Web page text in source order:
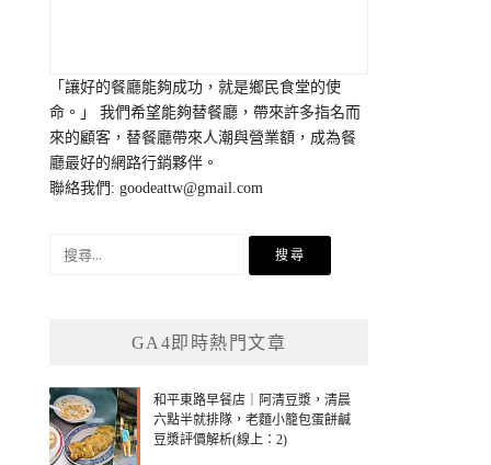
「讓好的餐廳能夠成功，就是鄉民食堂的使
命。」 我們希望能夠替餐廳，帶來許多指名而
來的顧客，替餐廳帶來人潮與營業額，成為餐
廳最好的網路行銷夥伴。
聯絡我們:goodeattw@gmail.com
GA4即時熱門文章
和平東路早餐店｜阿清豆漿，清晨
六點半就排隊，老麵小籠包蛋餅鹹
豆漿評價解析(線上：2)